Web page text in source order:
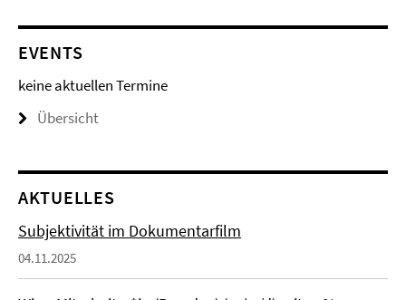
EVENTS
keine aktuellen Termine
Übersicht
AKTUELLES
Subjektivität im Dokumentarfilm
04.11.2025